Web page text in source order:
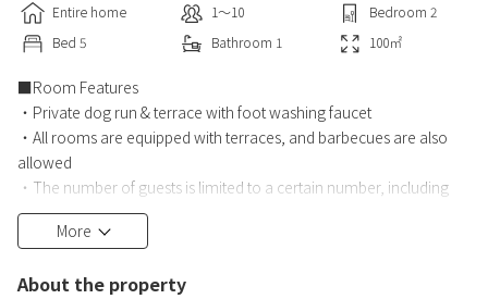
Entire home 1〜10 Bedroom 2
Bed 5 Bathroom 1 100㎡
■Room Features
・Private dog run & terrace with foot washing faucet
・All rooms are equipped with terraces, and barbecues are also
allowed
・The number of guests is limited to a certain number, including
children sleeping in the same bed. If the number of guests exceeds
the limit, the reservation will be canceled even after it has been
・This facility is an unmanned hotel. Guests must complete the
More
About the property